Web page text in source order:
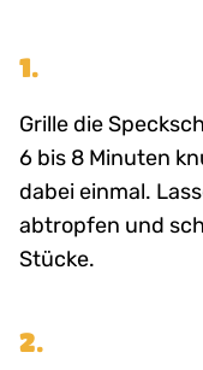
1.
Grille die
6 bis 8 Minuten
dabei einmal.
abtropfen und
Stücke.
2.